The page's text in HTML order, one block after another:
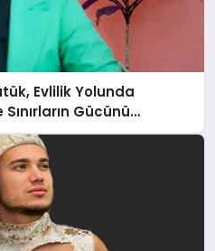
Evlilik Yolunda
Gücünü